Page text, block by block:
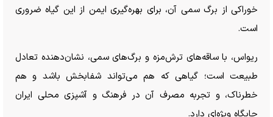
خوراکی از برگ سمی آن، برای بهره‌گیری ایمن از این گیاه ضروری
است.
ریواس، با ساقه‌های ترش‌مزه و برگ‌های سمی، نشان‌دهنده تعادل
طبیعت است؛ گیاهی که هم می‌تواند شفابخش باشد و هم
خطرناک، و تجربه مصرف آن در فرهنگ و آشپزی محلی ایران